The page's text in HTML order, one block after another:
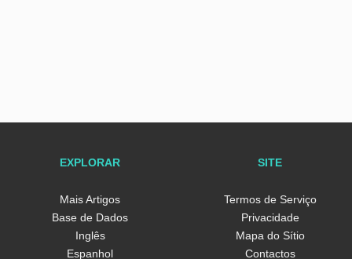
EXPLORAR
Mais Artigos
Base de Dados
Inglês
Espanhol
SITE
Termos de Serviço
Privacidade
Mapa do Sítio
Contactos